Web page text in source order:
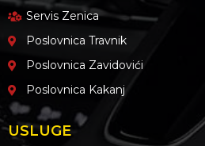
Servis Zenica
Poslovnica Travnik
Poslovnica Zavidovići
Poslovnica Kakanj
USLUGE